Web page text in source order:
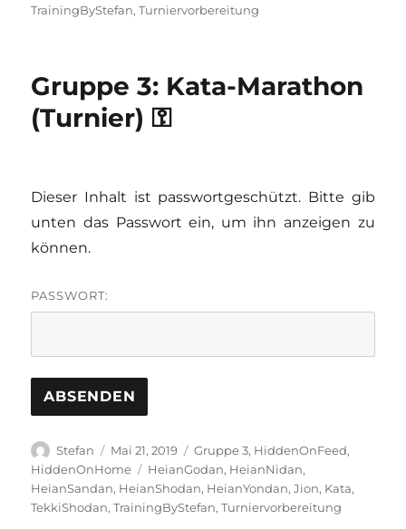
TrainingByStefan,Turniervorbereitung
Gruppe 3: Kata-Marathon
(Turnier) ⚿
Dieser Inhalt ist passwortgeschützt. Bitte gib
unten das Passwort ein, um ihn anzeigen zu
können.
PASSWORT:
Autor
Stefan
Veröffentlicht
am
Mai 21, 2019 Kategorien
Gruppe 3, HiddenOnFeed,
HiddenOnHome
Schlagwörter
HeianGodan, HeianNidan,
HeianSandan, HeianShodan, HeianYondan,Jion, Kata,
TekkiShodan,TrainingByStefan,Turniervorbereitung